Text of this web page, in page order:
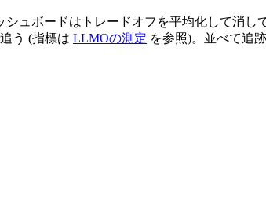
シュボードはトレードオフを平均化して消し
う (指標は LLMOの測定 を参照)。並べて追